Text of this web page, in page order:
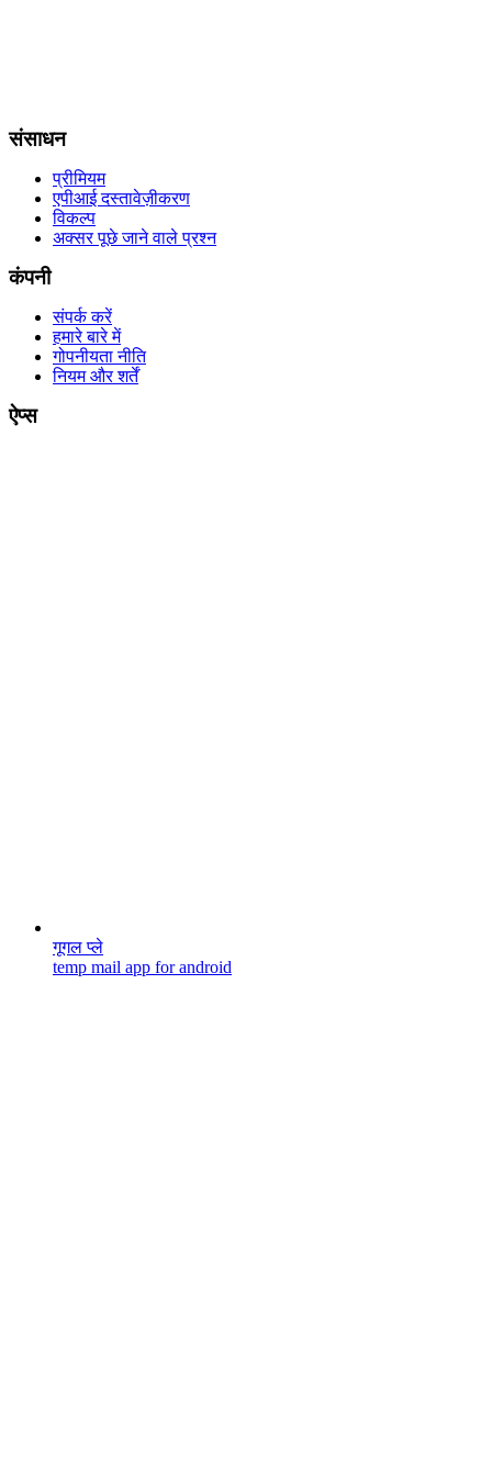
संसाधन
प्रीमियम
एपीआई दस्तावेज़ीकरण
विकल्प
अक्सर पूछे जाने वाले प्रश्न
कंपनी
संपर्क करें
हमारे बारे में
गोपनीयता नीति
नियम और शर्तें
ऐप्स
गूगल प्ले
temp mail app for android